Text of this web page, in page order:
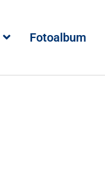
Fotoalbum